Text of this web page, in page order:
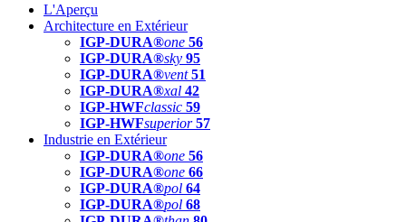
L'Aperçu
Architecture en Extérieur
IGP-DURA®one 56
IGP-DURA®sky 95
IGP-DURA®vent 51
IGP-DURA®xal 42
IGP-HWFclassic 59
IGP-HWFsuperior 57
Industrie en Extérieur
IGP-DURA®one 56
IGP-DURA®one 66
IGP-DURA®pol 64
IGP-DURA®pol 68